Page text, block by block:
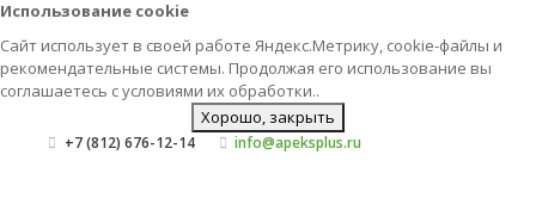
Использование cookie
Сайт использует в своей работе Яндекс.Метрику, cookie-файлы и
рекомендательные системы. Продолжая его использование вы
соглашаетесь с условиями их обработки..
Хорошо, закрыть
+7 (812) 676-12-14 info@apeksplus.ru